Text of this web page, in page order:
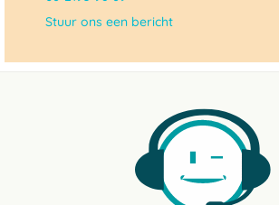
Stuur ons een bericht